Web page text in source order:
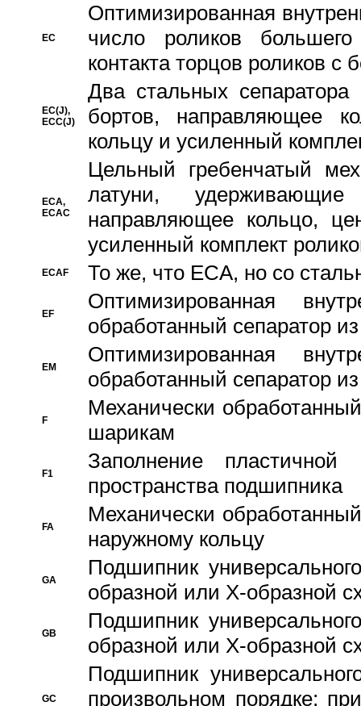
EC
Oптимизированная
число роликов
контакта торцов роликов с
EC(J),
ECC(J)
Два стальных сепаратора
бортов, направляющее
кольцу и усиленный
ECA,
ECAC
Цельный гребенчатый
латуни,
направляющее кольцо,
усиленный комплект
ECAF То же, что ECA, но со
EF
Оптимизированная
обработанный сепаратор
EM
Оптимизированная
обработанный сепаратор
F
Механически
шарикам
F1
Заполнение
пространства подшипника
FA
Механически
наружному кольцу
GA
Подшипник
образной или Х-образной
GB
Подшипник
образной или Х-образной
GC
Подшипник
произвольном порядке;